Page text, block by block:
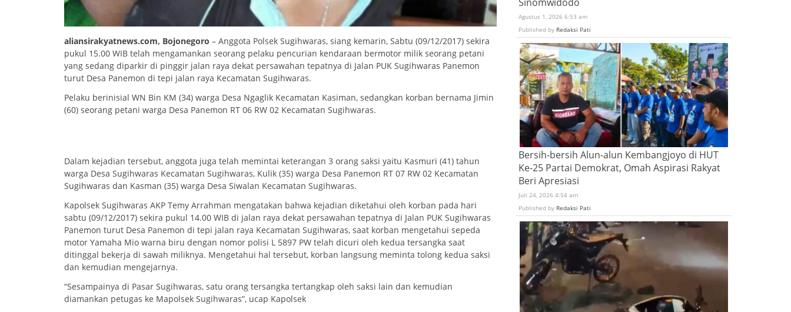
aliansirakyatnews.com, Bojonegoro – Anggota Polsek Sugihwaras, siang kemarin, Sabtu (09/12/2017) sekira
pukul 15.00 WIB telah mengamankan seorang pelaku pencurian kendaraan bermotor milik seorang petani
yang sedang diparkir di pinggir jalan raya dekat persawahan tepatnya di Jalan PUK Sugihwaras Panemon
turut Desa Panemon di tepi jalan raya Kecamatan Sugihwaras.
Pelaku berinisial WN Bin KM (34) warga Desa Ngaglik Kecamatan Kasiman, sedangkan korban bernama Jimin
(60) seorang petani warga Desa Panemon RT 06 RW 02 Kecamatan Sugihwaras.
Dalam kejadian tersebut, anggota juga telah memintai keterangan 3 orang saksi yaitu Kasmuri (41) tahun
warga Desa Sugihwaras Kecamatan Sugihwaras, Kulik (35) warga Desa Panemon RT 07 RW 02 Kecamatan
Sugihwaras dan Kasman (35) warga Desa Siwalan Kecamatan Sugihwaras.
Kapolsek Sugihwaras AKP Temy Arrahman mengatakan bahwa kejadian diketahui oleh korban pada hari
sabtu (09/12/2017) sekira pukul 14.00 WIB di jalan raya dekat persawahan tepatnya di Jalan PUK Sugihwaras
Panemon turut Desa Panemon di tepi jalan raya Kecamatan Sugihwaras, saat korban mengetahui sepeda
motor Yamaha Mio warna biru dengan nomor polisi L 5897 PW telah dicuri oleh kedua tersangka saat
ditinggal bekerja di sawah miliknya. Mengetahui hal tersebut, korban langsung meminta tolong kedua saksi
dan kemudian mengejarnya.
“Sesampainya di Pasar Sugihwaras, satu orang tersangka tertangkap oleh saksi lain dan kemudian
diamankan petugas ke Mapolsek Sugihwaras”, ucap Kapolsek
Agustus 1, 2026 6:53 am
Published by Redaksi Pati
Bersih-bersih Alun-alun Kembangjoyo di HUT
Ke-25 Partai Demokrat, Omah Aspirasi Rakyat
Beri Apresiasi
Juli 24, 2026 4:54 am
Published by Redaksi Pati